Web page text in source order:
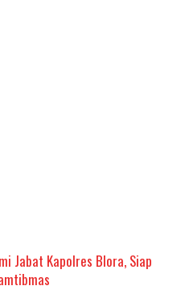
Jabat Kapolres Blora, Siap